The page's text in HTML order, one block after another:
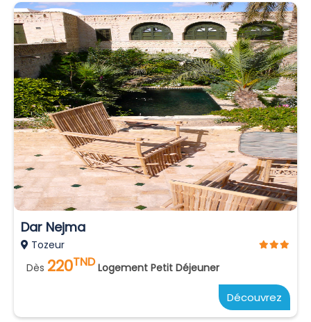
Dar Nejma
Tozeur
Dès 220TND Logement Petit Déjeuner
Découvrez